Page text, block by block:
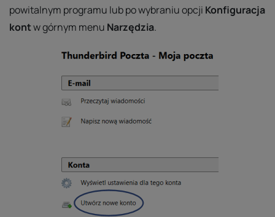
powitalnym programu lub po wybraniu opcji Konfiguracja
kontw górnym menu Narzędzia.